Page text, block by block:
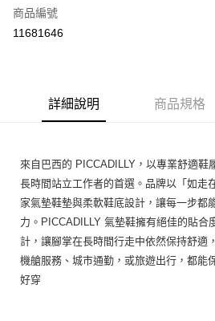
Apple Pay
ATM付款
宅配
免運費
商品編號
11681646
詳細說明 商品規格
來自巴西的 PICCADILLY，以專業舒適鞋
長時間站立工作者的首選。品牌以「如走
家氣墊鞋墊與柔軟鞋底設計，讓每一步都
力。PICCADILLY 氣墊鞋擁有絕佳的貼合
計，讓腳掌在長時間行走中依然保持舒適
機艙服務、城市通勤，或旅遊出行，都能
好穿